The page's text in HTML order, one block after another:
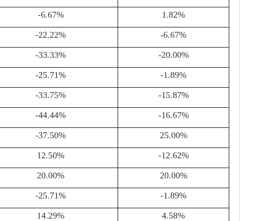
-6.67% 1.82%
-22.22% -6.67%
-33.33% -20.00%
-25.71% -1.89%
-33.75% -15.87%
-44.44% -16.67%
-37.50% 25.00%
12.50% -12.62%
20.00% 20.00%
-25.71% -1.89%
14.29% 4.58%